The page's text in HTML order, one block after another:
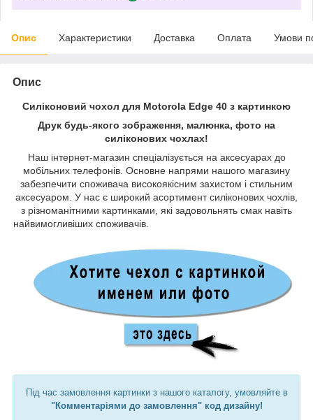
Опис Характеристики Доставка Оплата Умови
Опис
Силіконовий чохол для Motorola Edge 40 з картинкою
Друк будь-якого зображення, малюнка, фото на
силіконових чохлах!
Наш інтернет-магазин спеціалізується на аксесуарах до
мобільних телефонів. Основне напрями нашого магазину
забезпечити споживача високоякісним захистом і стильним
аксесуаром. У нас є широкий асортимент силіконових чохлів,
з різноманітними картинками, які задовольнять смак навіть
найвимогливіших споживачів.
Під час замовлення картинки з нашого каталогу, умовляйте в
"Комментаріями до замовлення" код дизайну!